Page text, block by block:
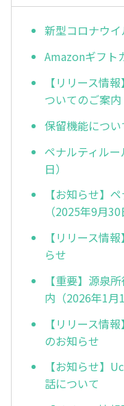
新型コロナウ
Amazonギフト
【リリース情
ついてのご案内
保留機能につい
ペナルティル
日）
【お知らせ】
（2025年9⽉30
【リリース情
らせ
【重要】源泉
内（2026年1月
【リリース情
のお知らせ
【お知らせ】
話について